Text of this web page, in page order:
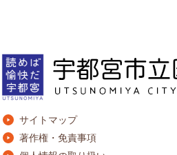
サイトマップ
著作権・免責事項